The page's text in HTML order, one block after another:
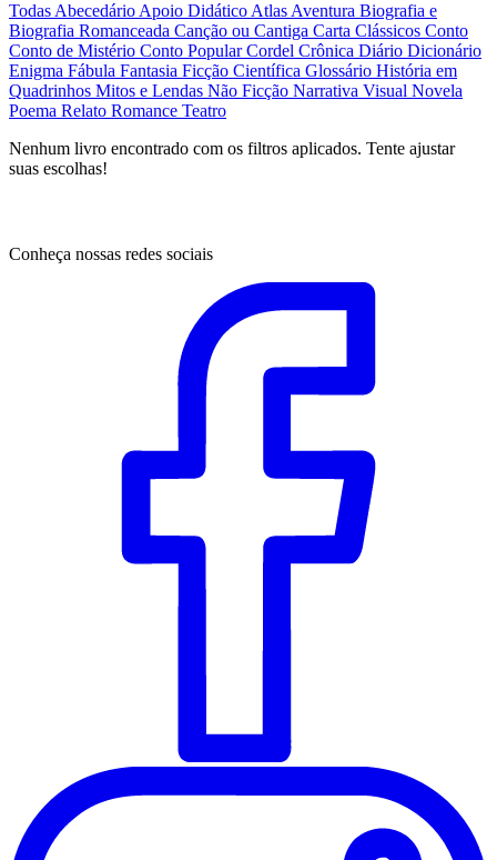
TodasAbecedárioApoio DidáticoAtlasAventura Biografia e
Biografia Romanceada Canção ou Cantiga Carta Clássicos Conto
Conto de Mistério Conto PopularCordel Crônica Diário Dicionário
Enigma Fábula Fantasia Ficção Científica Glossário História em
Quadrinhos Mitos e Lendas Não Ficção Narrativa Visual Novela
Poema Relato Romance Teatro
Nenhum livro encontrado com os filtros aplicados. Tente ajustar
suas escolhas!
Conheça nossas redes sociais